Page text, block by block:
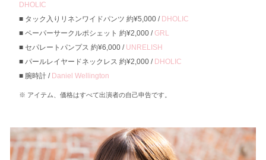
DHOLIC
タック入りリネンワイドパンツ 約¥5,000 / DHOLIC
ペーパーサークルポシェット 約¥2,000 /GRL
セパレートパンプス 約¥6,000 / UNRELISH
パールレイヤードネックレス 約¥2,000 / DHOLIC
腕時計 / Daniel Wellington
アイテム、価格はすべて出演者の自己申告です。